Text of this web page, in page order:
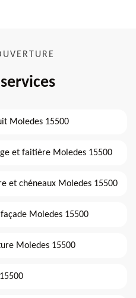
Moledes 15500
et faitière Moledes 15500
et chéneaux Moledes 15500
Moledes 15500
Moledes 15500